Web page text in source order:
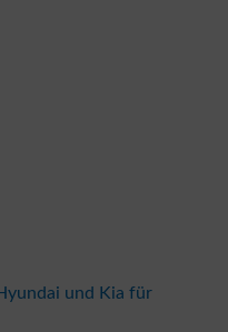
und Kia für